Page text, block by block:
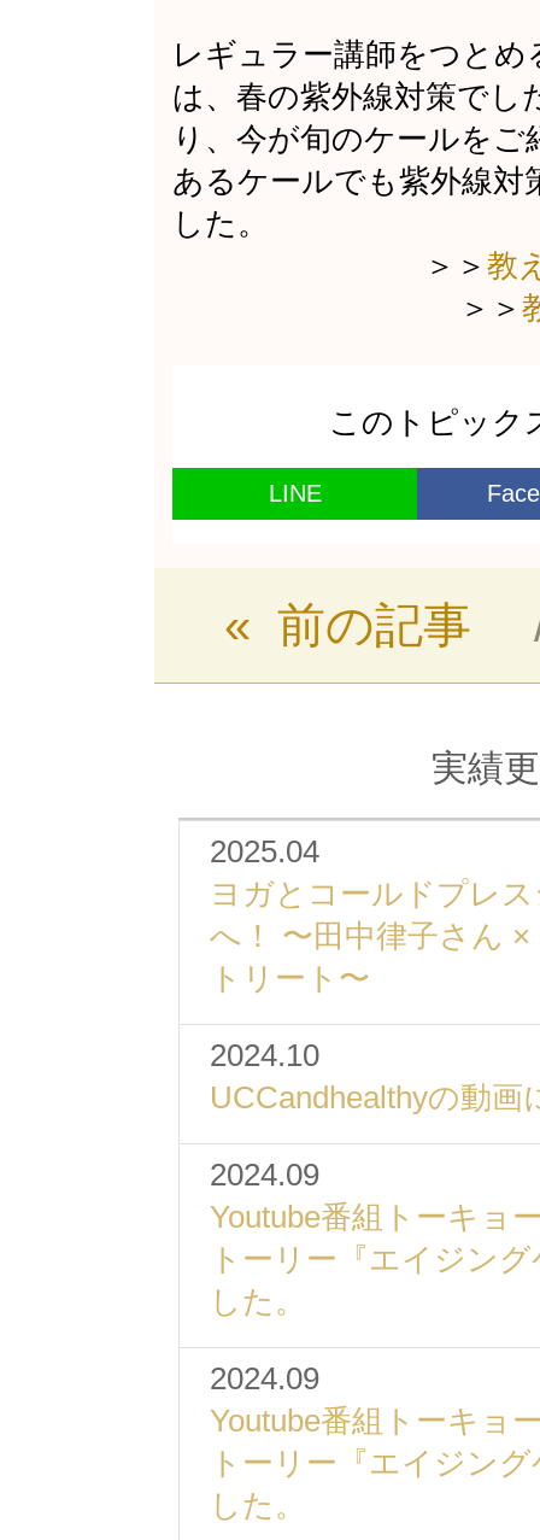
レギュラー講師をつと
は、春の紫外線対策でし
り、今が旬のケールを
あるケールでも紫外線
した。
＞＞ 教
＞＞
このトピック
LINE
« 前の記事
実績
2025.04
ヨガとコールドプレ
へ！ 〜田中律子さん
トリート〜
2024.10
UCCandhealthyの動
2024.09
Youtube番組トーキョ
トーリー『エイジン
した。
2024.09
Youtube番組トーキョ
トーリー『エイジン
した。